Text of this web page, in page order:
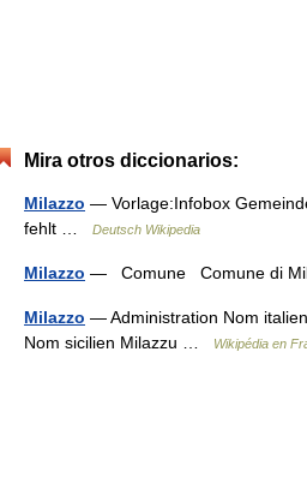
Mira otros diccionarios:
Milazzo — Vorlage:Infobox
fehlt …
Deutsch Wikipedia
Milazzo — Comune Comune di
Milazzo — Administration Nom
Nom sicilien Milazzu …
Wikipédia en